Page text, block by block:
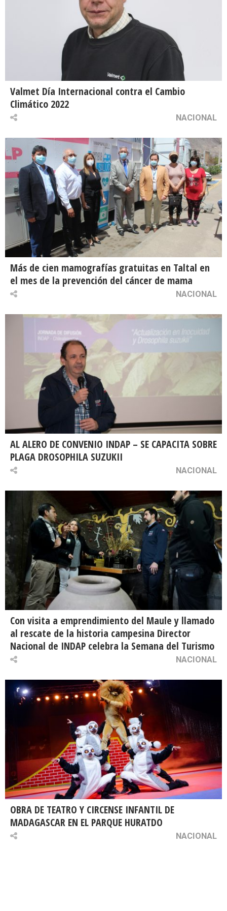
Valmet Día Internacional contra el Cambio
Climático 2022
NACIONAL
Más de cien mamografías gratuitas en Taltal en
el mes de la prevención del cáncer de mama
NACIONAL
AL ALERO DE CONVENIO INDAP – SE CAPACITA SOBRE
PLAGA DROSOPHILA SUZUKII
NACIONAL
Con visita a emprendimiento del Maule y llamado
al rescate de la historia campesina Director
Nacional de INDAP celebra la Semana del Turismo
NACIONAL
OBRA DE TEATRO Y CIRCENSE INFANTIL DE
MADAGASCAR EN EL PARQUE HURATDO
NACIONAL